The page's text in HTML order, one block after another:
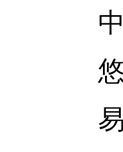
中
悠
易